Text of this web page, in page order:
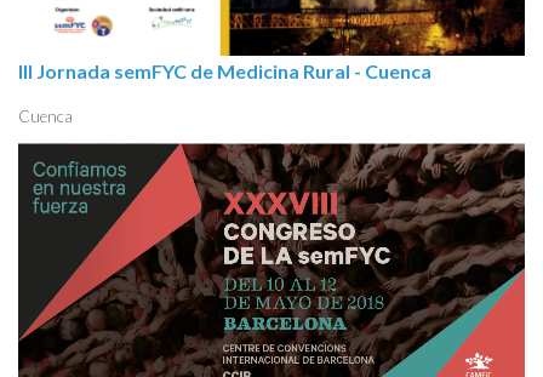
III Jornada semFYC de Medicina Rural - Cuenca
Cuenca